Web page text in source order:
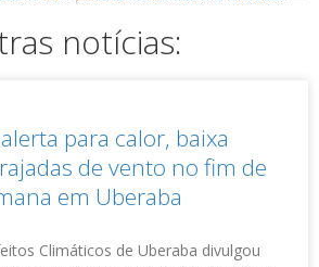
notícias:
para calor, baixa
de vento no fim de
em Uberaba
Climáticos de Uberaba divulgou